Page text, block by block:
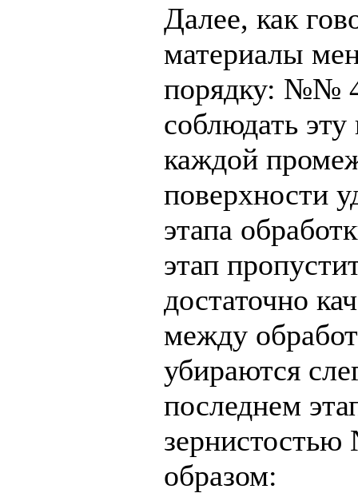
Далее, как
материалы
порядку: №№
соблюдать
каждой
поверхности
этапа
этап
достаточно
между
убираются
последнем
образом: